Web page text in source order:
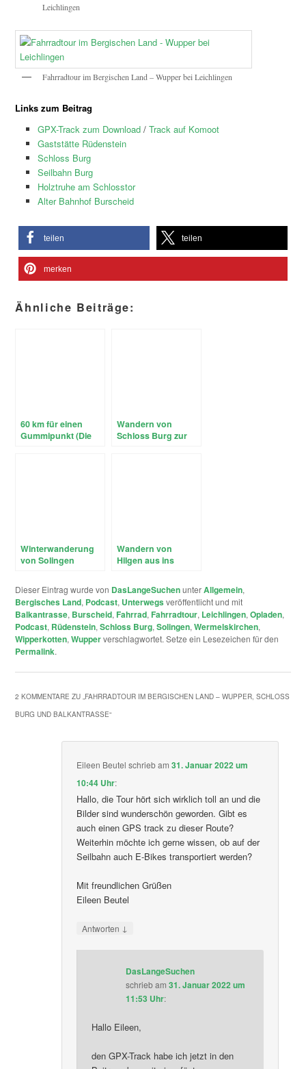
Leichlingen
Fahrradtour im Bergischen Land – Wupper bei Leichlingen
Links zum Beitrag
GPX-Track zum Download/ Track auf Komoot
Gaststätte Rüdenstein
Schloss Burg
Seilbahn Burg
Holztruhe am Schlosstor
Alter Bahnhof Burscheid
teilen teilen
merken
Ähnliche Beiträge:
60 km für einen
Gummipunkt (Die
Wandern von
Schloss Burg zur
Winterwanderung
von Solingen
und den
Diederichstempel
nach Schloss Burg
Wandern von
Hilgen aus ins
Dieser Eintrag wurde von DasLangeSuchenunterAllgemein,
Bergisches Land, Podcast, Unterwegsveröffentlicht und mit
Balkantrasse, Burscheid,Fahrrad,Fahrradtour, Leichlingen,Opladen,
Podcast, Rüdenstein,Schloss Burg,Solingen,Wermelskirchen,
Wipperkotten,Wupperverschlagwortet. Setze ein Lesezeichen für den
Permalink.
2 KOMMENTARE ZU „ FAHRRADTOUR IM BERGISCHEN LAND – WUPPER, SCHLOSS
BURG UND BALKANTRASSE“
Eileen Beutel schriebam 31. Januar 2022 um
10:44 Uhr:
Hallo, die Tour hört sich wirklich toll an und die
Bilder sind wunderschön geworden. Gibt es
auch einen GPS track zu dieser Route?
Weiterhin möchte ich gerne wissen, ob auf der
Seilbahn auch E-Bikes transportiert werden?
Mit freundlichen Grüßen
Eileen Beutel
Antworten ↓
DasLangeSuchen
schriebam 31. Januar 2022 um
11:53 Uhr:
Hallo Eileen,
den GPX-Track habe ich jetzt in den